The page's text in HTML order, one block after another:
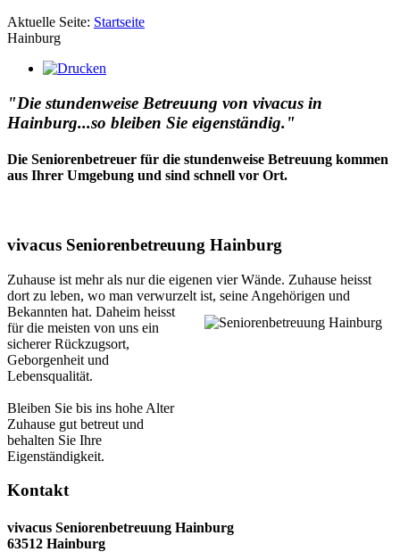
Aktuelle Seite: Startseite
Hainburg
"Die stundenweise Betreuung von vivacus in
Hainburg...so bleiben Sie eigenständig."
Die Seniorenbetreuer für die stundenweise Betreuung kommen
aus Ihrer Umgebung und sind schnell vor Ort.
vivacus Seniorenbetreuung Hainburg
Zuhause ist mehr als nur die eigenen vier Wände. Zuhause heisst
dort zu leben, wo man verwurzelt ist, seine Angehörigen und
Bekannten hat. Daheim heisst
für die meisten von uns ein
sicherer Rückzugsort,
Geborgenheit und
Lebensqualität.
Bleiben Sie bis ins hohe Alter
Zuhause gut betreut und
behalten Sie Ihre
Eigenständigkeit.
Kontakt
vivacus Seniorenbetreuung Hainburg
63512 Hainburg